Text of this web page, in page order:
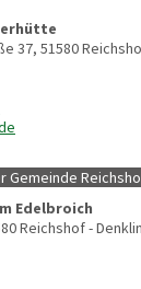
37, 51580
Gemeinde
Edelbroich
Reichshof -